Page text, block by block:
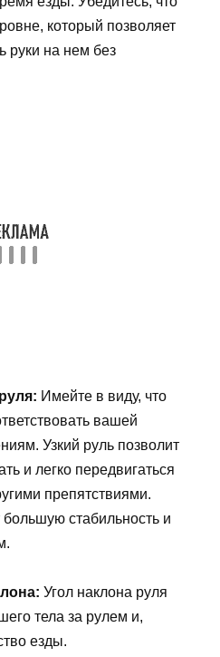
который позволяет
руки на нем без
Имейте в виду, что
вашей
Узкий руль позволит
и легко передвигаться
препятствиями.
стабильность и
Угол наклона руля
тела за рулем и,
езды.